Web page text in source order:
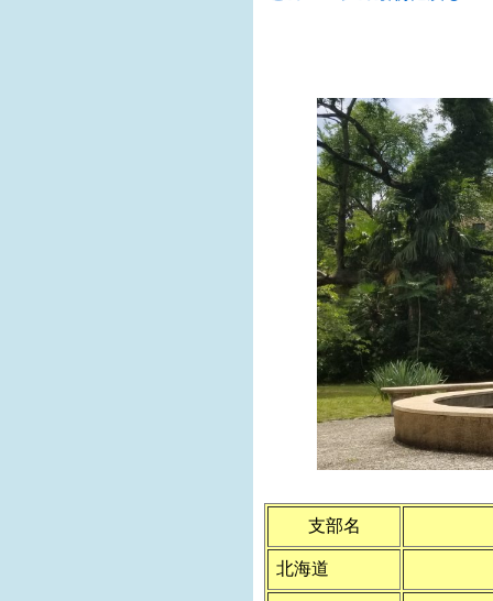
支部名
北海道